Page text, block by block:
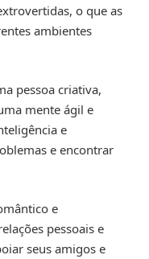
o que as
ambientes
pessoa criativa,
mente ágil e
e
e encontrar
e
pessoais e
seus amigos e